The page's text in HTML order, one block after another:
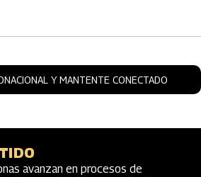
Y MANTENTE CONECTADO
avanzan en procesos de